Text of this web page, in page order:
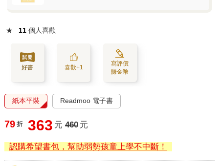
★ 11 個人喜歡
好書 喜歡+1
寫評價
賺金幣
紙本平裝 Readmoo 電子書
79 折 363 元 460 元
認購希望書包，幫助弱勢孩童上學不中斷！